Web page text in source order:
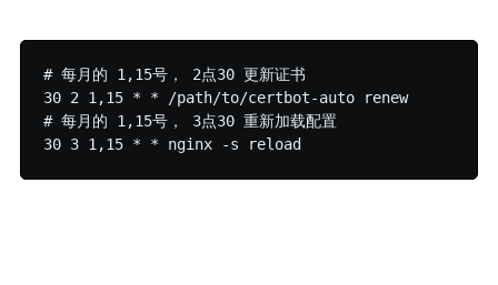
# 每月的 1,15号， 2点30 更新证书
30 2 1,15 * * /path/to/certbot-auto renew
# 每月的 1,15号， 3点30 重新加载配置